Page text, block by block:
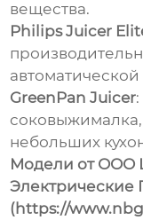
вещества.
Philips Juicer
GreenPan Juicer
небольших
Модели от ООО
(https://